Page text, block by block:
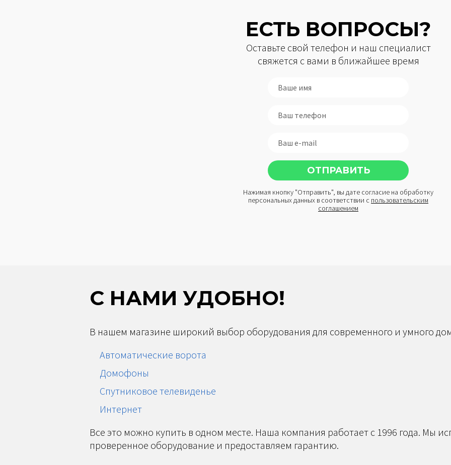
ЕСТЬ ВОПРОСЫ?
Оставьте свой телефон и наш специалист
свяжется с вами в ближайшее время
Нажимая кнопку "Отправить", вы дате согласие на обработку
персональных данных в соответствии с пользовательским
соглашением
С НАМИ УДОБНО!
В нашем магазине широкий выбор оборудования для современного и умного
Автоматические ворота
Домофоны
Спутниковое телевиденье
Интернет
Все это можно купить в одном месте. Наша компания работает с 1996 года. Мы
проверенное оборудование и предоставляем гарантию.